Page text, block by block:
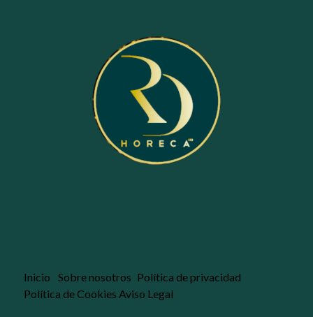
Inicio Sobre nosotros Política de privacidad
Política de Cookies Aviso Legal